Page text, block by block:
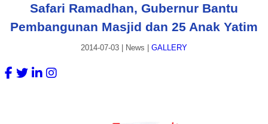
Safari Ramadhan, Gubernur Bantu
Pembangunan Masjid dan 25 Anak Yatim
2014-07-03 News GALLERY